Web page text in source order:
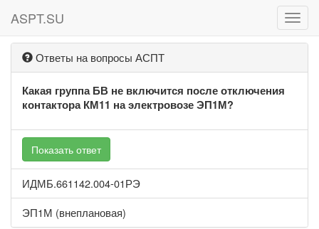
ASPT.SU
Ответы на вопросы АСПТ
Какая группа БВ не включится после отключения
контактора КМ11 на электровозе ЭП1М?
Показать ответ
ИДМБ.661142.004-01РЭ
ЭП1М (внеплановая)